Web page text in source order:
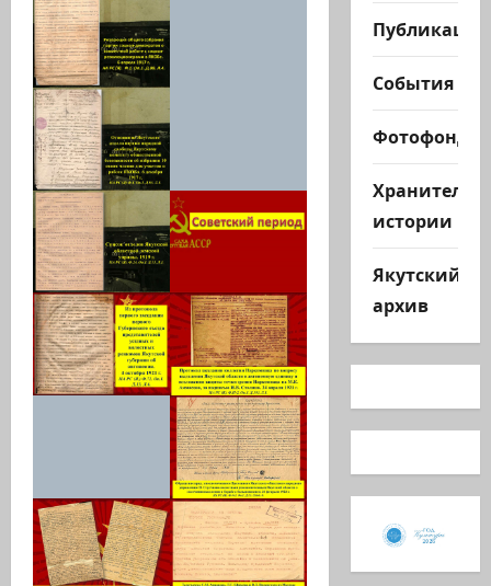
Публикации
События
Фотофонд
Хранители
истории
Якутский
архив